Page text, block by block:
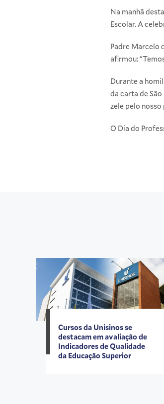
Na manhã
Escolar. A
Padre Marcelo
afirmou:
Durante a
da carta de São
zele pelo nosso
O Dia do
Cursos da Unisinos se
destacam em avaliação de
Indicadores de Qualidade
da Educação Superior